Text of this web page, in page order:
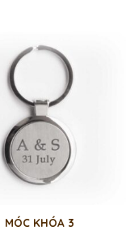
MÓC KHÓA 3